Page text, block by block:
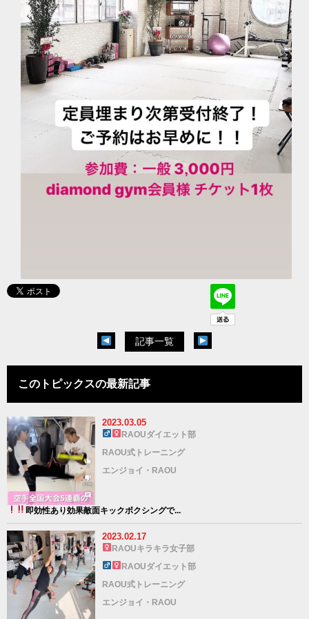
記事一覧
このトピックスの最新記事
2023.03.05
RAOUダイエット部
RAOU式トレーニング
エンジョイ・RAOU
即効性あり効果敵面キックボクシングで...
2023.02.17
RAOUキラキラ女子部
RAOUダイエット部
RAOU式トレーニング
エンジョイ・RAOU